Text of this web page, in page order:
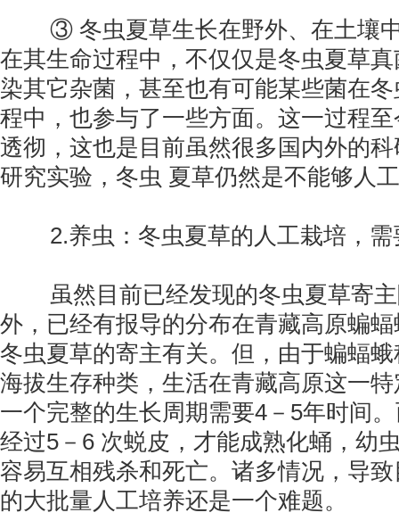
③ 冬虫夏草生长在野外、在土壤中
在其生命过程中，不仅仅是冬虫夏草
染其它杂菌，甚至也有可能某些菌在
程中，也参与了一些方面。这一过程
透彻，这也是目前虽然很多国内外的
研究实验，冬虫 夏草仍然是不能够人
2.养虫：冬虫夏草的人工栽培，需
虽然目前已经发现的冬虫夏草寄主
外，已经有报导的分布在青藏高原蝙
冬虫夏草的寄主有关。但，由于蝙蝠
海拔生存种类，生活在青藏高原这一
一个完整的生长周期需要4－5年时间
经过5－6 次蜕皮，才能成熟化蛹，幼
容易互相残杀和死亡。诸多情况，导
的大批量人工培养还是一个难题。